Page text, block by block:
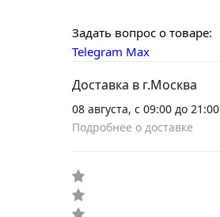
Задать вопрос о товаре:
Telegram Max
Доставка в г.Москва
08 августа, с 09:00 до 21:00
Подробнее о доставке